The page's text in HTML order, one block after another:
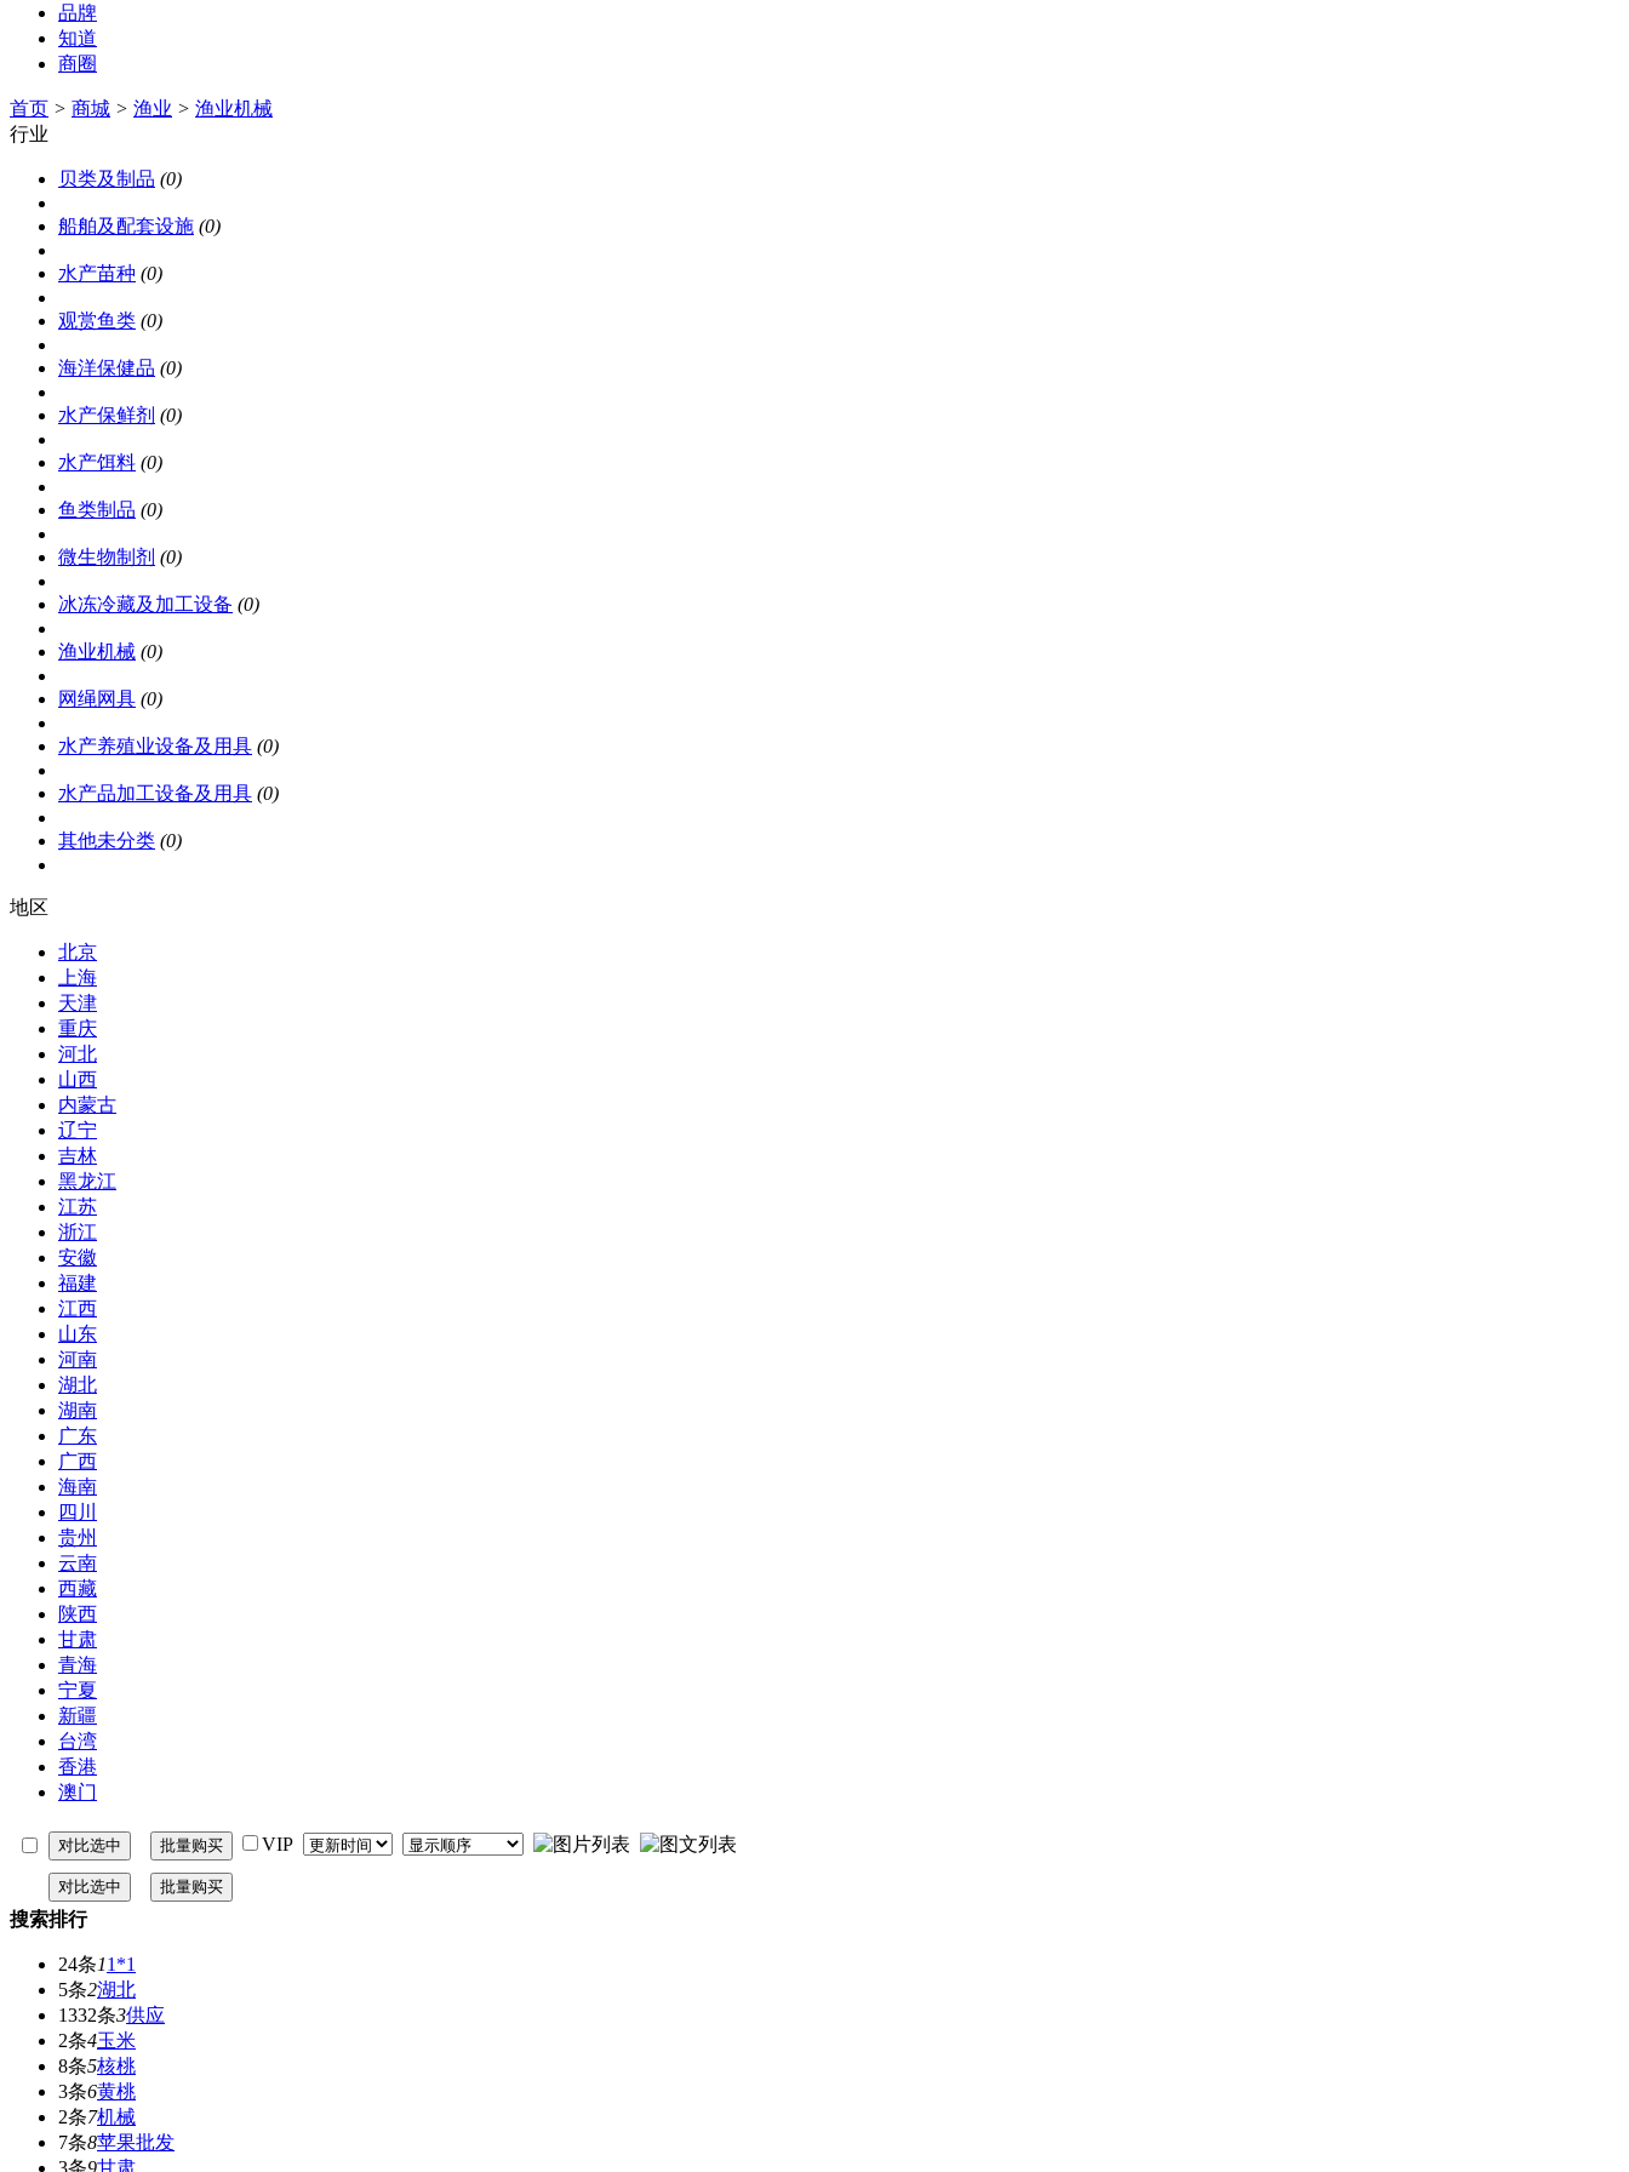
品牌
知道
商圈
首页 > 商城 > 渔业 > 渔业机械
行业
贝类及制品 (0)
船舶及配套设施 (0)
水产苗种 (0)
观赏鱼类 (0)
海洋保健品 (0)
水产保鲜剂 (0)
水产饵料 (0)
鱼类制品 (0)
微生物制剂 (0)
冰冻冷藏及加工设备 (0)
渔业机械 (0)
网绳网具 (0)
水产养殖业设备及用具 (0)
水产品加工设备及用具 (0)
其他未分类 (0)
地区
北京
上海
天津
重庆
河北
山西
内蒙古
辽宁
吉林
黑龙江
江苏
浙江
安徽
福建
江西
山东
河南
湖北
湖南
广东
广西
海南
四川
贵州
云南
西藏
陕西
甘肃
青海
宁夏
新疆
台湾
香港
澳门
VIP
搜索排行
24条11*1
5条2湖北
1332条3供应
2条4玉米
8条5核桃
3条6黄桃
2条7机械
7条8苹果批发
3条9甘肃